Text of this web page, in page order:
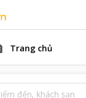
Trang chủ